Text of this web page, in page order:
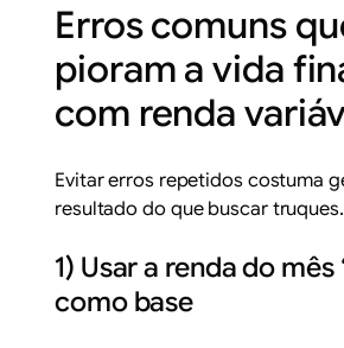
Erros comuns
pioram a vida
com renda
Evitar erros repetidos costuma
resultado do que buscar truques.
1) Usar a renda do mês
como base